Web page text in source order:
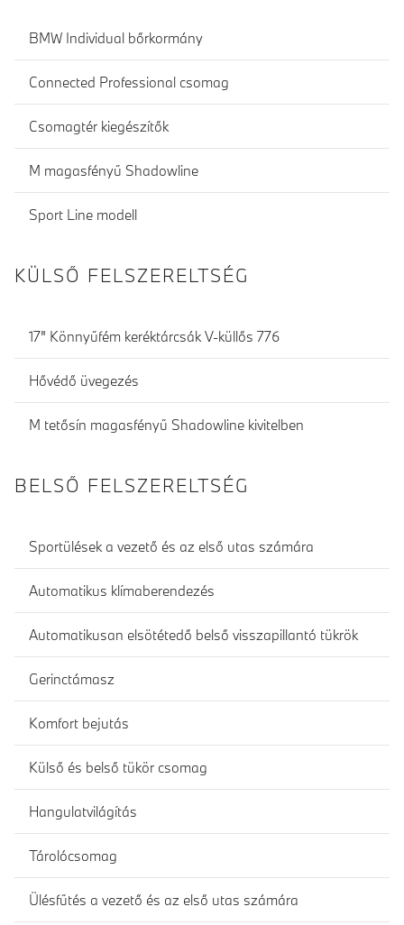
BMW Individual bőrkormány
Connected Professional csomag
Csomagtér kiegészítők
M magasfényű Shadowline
Sport Line modell
KÜLSŐ FELSZERELTSÉG
17" Könnyűfém keréktárcsák V-küllős 776
Hővédő üvegezés
M tetősín magasfényű Shadowline kivitelben
BELSŐ FELSZERELTSÉG
Sportülések a vezető és az első utas számára
Automatikus klímaberendezés
Automatikusan elsötétedő belső visszapillantó tükrök
Gerinctámasz
Komfort bejutás
Külső és belső tükör csomag
Hangulatvilágítás
Tárolócsomag
Ülésfűtés a vezető és az első utas számára